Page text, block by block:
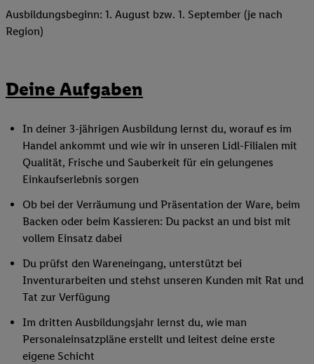
Ausbildungsbeginn: 1. August bzw. 1. September (je nach
Region)
Deine Aufgaben
In deiner 3-jährigen Ausbildung lernst du, worauf es im
Handel ankommt und wie wir in unseren Lidl-Filialen mit
Qualität, Frische und Sauberkeit für ein gelungenes
Einkaufserlebnis sorgen
Ob bei der Verräumung und Präsentation der Ware, beim
Backen oder beim Kassieren: Du packst an und bist mit
vollem Einsatz dabei
Du prüfst den Wareneingang, unterstützt bei
Inventurarbeiten und stehst unseren Kunden mit Rat und
Tat zur Verfügung
Im dritten Ausbildungsjahr lernst du, wie man
Personaleinsatzpläne erstellt und leitest deine erste
eigene Schicht